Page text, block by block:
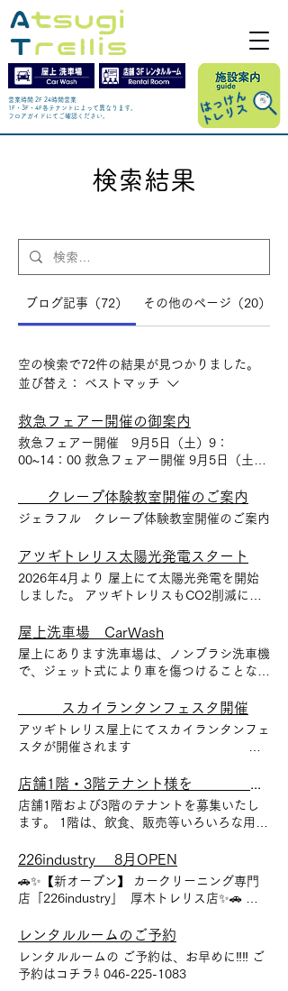
営業時間 2F 24時間営業
1F・3F・4F各テナントによって異なります。
​フロアガイドにてご確認ください。
検索結果
ブログ記事（72） その他のページ（20）
空の検索で72件の結果が見つかりました。
並び替え：
ベストマッチ
救急フェアー開催の御案内
救急フェアー開催 9月5日（土）9：
00~14：00 救急フェアー開催 9月5日（土）
クレープ体験教室開催のご案内
ジェラフル クレープ体験教室開催のご案内
アツギトレリス太陽光発電スタート
2026年4月より 屋上にて太陽光発電を開始
しました。 アツギトレリスもCO2削減に貢
開始
屋上洗車場 CarWash
屋上にあります洗車場は、ノンブラシ洗車機
で、ジェット式により車を傷つけることな
車機もあり手洗いでの洗車が可能です。
スカイランタンフェスタ開催
アツギトレリス屋上にてスカイランタンフェ
スタが開催されます 日
店舗1階および3階のテナントを募集いたし
ます。 1階は、飲食、販売等いろいろな用途
ト様のご希望に合わせることができます。
連絡先 東京リアルエステート 046-225-
1083
226industry 8月OPEN
🚗✨【新オープン】 カークリーニング専門
店「226industry」 厚木トレリス店✨🚗 あ
ピカに！ 🔧 サービス内容 ✅ 手洗い洗車（約
30分） お買い物の合間にサッと完了！ ✅ 室
内クリーニング(約60分〜90分) ホコリ・砂
利・ペットの毛・を徹底除去！布シート／レ
レンタルルームのご予約
レンタルルームの ご予約は、お早めに‼️‼️ ご
予約はコチラ⇩ 046-225-1083